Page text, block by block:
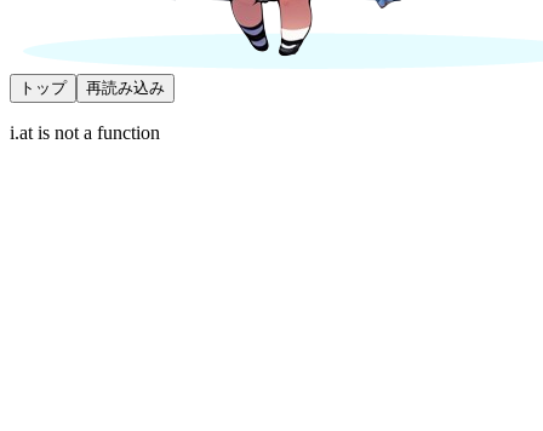
トップ 再読み込み
i.at is not a function